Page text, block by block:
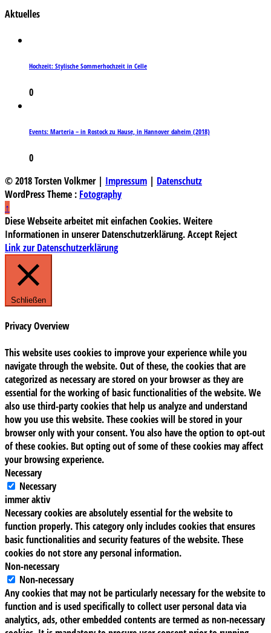
Aktuelles
Hochzeit: Stylische Sommerhochzeit in Celle
0
Events: Marteria – in Rostock zu Hause, in Hannover daheim (2018)
0
© 2018 Torsten Volkmer | Impressum | Datenschutz
WordPress Theme : Fotography
↑
Diese Webseite arbeitet mit einfachen Cookies. Weitere
Informationen in unserer Datenschutzerklärung.Accept Reject
Link zur Datenschutzerklärung
Schließen
Privacy Overview
This website uses cookies to improve your experience while you
navigate through the website. Out of these, the cookies that are
categorized as necessary are stored on your browser as they are
essential for the working of basic functionalities of the website. We
also use third-party cookies that help us analyze and understand
how you use this website. These cookies will be stored in your
browser only with your consent. You also have the option to opt-out
of these cookies. But opting out of some of these cookies may affect
your browsing experience.
Necessary
Necessary
immer aktiv
Necessary cookies are absolutely essential for the website to
function properly. This category only includes cookies that ensures
basic functionalities and security features of the website. These
cookies do not store any personal information.
Non-necessary
Non-necessary
Any cookies that may not be particularly necessary for the website to
function and is used specifically to collect user personal data via
analytics, ads, other embedded contents are termed as non-necessary